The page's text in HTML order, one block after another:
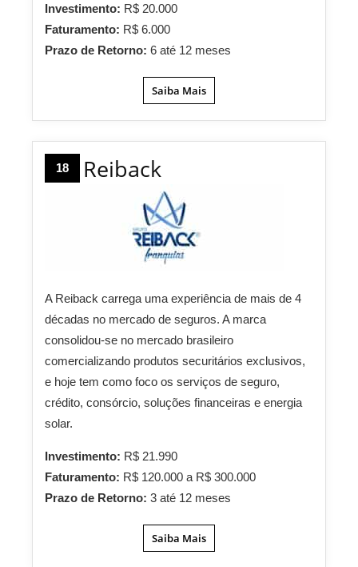
Investimento: R$ 20.000
Faturamento: R$ 6.000
Prazo de Retorno: 6 até 12 meses
Saiba Mais
18 Reiback
A Reiback carrega uma experiência de mais de 4
décadas no mercado de seguros. A marca
consolidou-se no mercado brasileiro
comercializando produtos securitários exclusivos,
e hoje tem como foco os serviços de seguro,
crédito, consórcio, soluções financeiras e energia
solar.
Investimento: R$ 21.990
Faturamento: R$ 120.000 a R$ 300.000
Prazo de Retorno: 3 até 12 meses
Saiba Mais